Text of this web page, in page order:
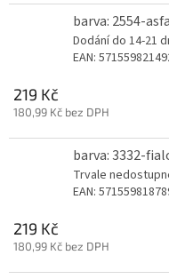
barva: 2554-
Dodání do 14-21
EAN:
219 Kč
180,99 Kč bez DPH
barva: 3332-
Trvale
EAN:
219 Kč
180,99 Kč bez DPH